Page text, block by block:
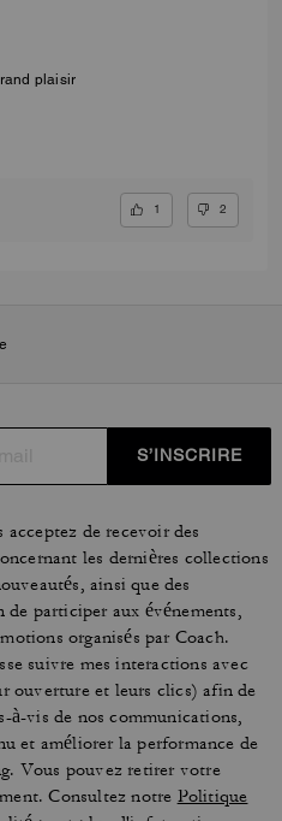
plaisir
1 2
S’INSCRIRE
de recevoir des
les dernières collections
ainsi que des
participer aux événements,
organisés par Coach.
suivre mes interactions avec
ouverture et leurs clics) afin de
à-vis de nos communications,
et améliorer la performance de
Vous pouvez retirer votre
Consultez notre Politique